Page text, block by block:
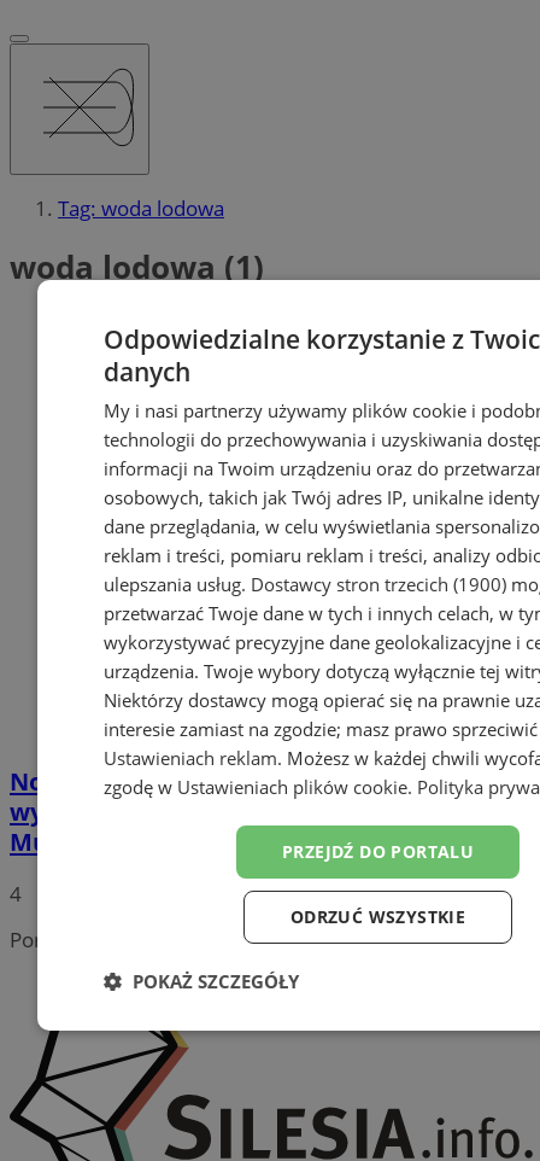
Tag: woda lodowa
woda lodowa (1)
Nowoczesna klimatyzacja chłodzi
wyrobiska 900 m pod ziemią w kopalni
Murcki-Staszic
4
Portal należy do sieci
Odpowiedzialne korzystanie z
danych
My i nasi partnerzy używamy plików cookie i
technologii do przechowywania i uzyskiwania
informacji na Twoim urządzeniu oraz do
osobowych, takich jak Twój adres IP, unikalne
dane przeglądania, w celu wyświetlania
reklam i treści, pomiaru reklam i treści, analizy
ulepszania usług. Dostawcy stron trzecich (1900)
przetwarzać Twoje dane w tych i innych celach, w
wykorzystywać precyzyjne dane geolokalizacyjne i
urządzenia. Twoje wybory dotyczą wyłącznie tej
Niektórzy dostawcy mogą opierać się na prawnie
interesie zamiast na zgodzie; masz prawo
Ustawieniach reklam. Możesz w każdej chwili
zgodę w Ustawieniach plików cookie. Polityka
PRZEJDŹ DO PORTALU
ODRZUĆ WSZYSTKIE
POKAŻ SZCZEGÓŁY
Niezbędne Wydajność Targetowanie
Niesklasyfikowane